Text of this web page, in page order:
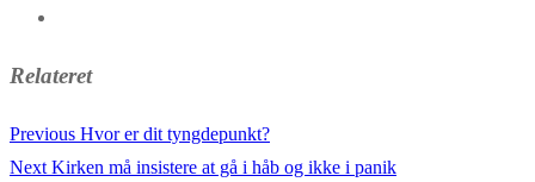
Relateret
Indlægsnavigation
Previous Previous
post:
Hvor er dit tyngdepunkt?
Next Next
Kirken må insistere at gå i håb og ikke i panik